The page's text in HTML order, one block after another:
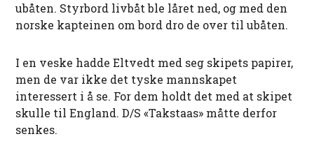
ubåten. Styrbord livbåt ble låret ned, og med den
norske kapteinen om bord dro de over til ubåten.
I en veske hadde Eltvedt med seg skipets papirer,
men de var ikke det tyske mannskapet
interessert i å se. For dem holdt det med at skipet
skulle til England. D/S «Takstaas» måtte derfor
senkes.